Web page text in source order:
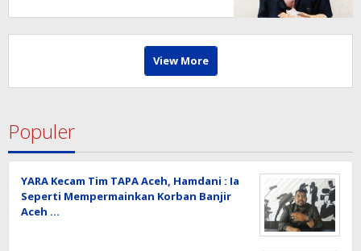
View More
Populer
YARA Kecam Tim TAPA Aceh, Hamdani : Ia
Seperti Mempermainkan Korban Banjir
Aceh …